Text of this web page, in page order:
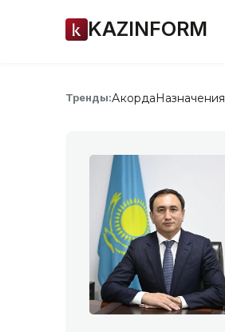
KAZINFORM
Тренды:АкордаНазначения